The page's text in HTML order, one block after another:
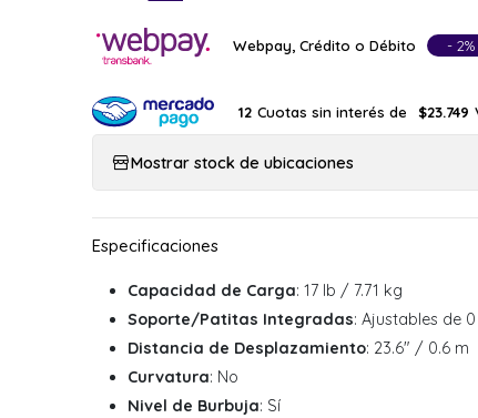
Webpay, Crédito o Débito - 2%
12 Cuotas sin interés de $23.749
Mostrar stock de ubicaciones
Capacidad de Carga: 17 lb / 7.71 kg
Soporte/Patitas Integradas: Ajustables de
Distancia de Desplazamiento: 23.6" / 0.6 m
Curvatura: No
Nivel de Burbuja: Sí